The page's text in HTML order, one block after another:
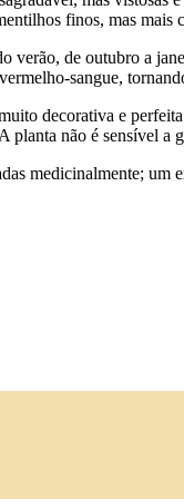
finos, mas mais
verão, de outubro a
sangue,
decorativa e
planta não é sensível
medicinalmente; um